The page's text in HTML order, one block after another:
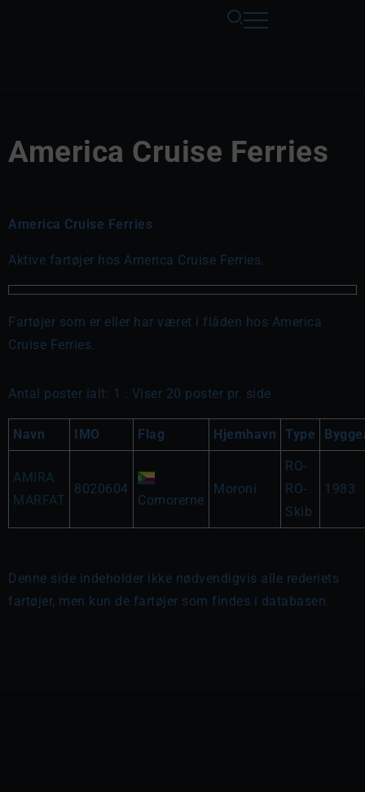
America Cruise Ferries
America Cruise Ferries
Aktive fartøjer hos America Cruise Ferries.
Fartøjer som er eller har været i flåden hos America
Cruise Ferries.
Antal poster ialt: 1 . Viser 20 poster pr. side
Navn IMO Flag Hjemhavn Type
AMIRA
MARFAT
8020604
Comorerne
Moroni
RO-
RO-
Skib
1983
Denne side indeholder ikke nødvendigvis alle rederiets
fartøjer, men kun de fartøjer som findes i databasen.